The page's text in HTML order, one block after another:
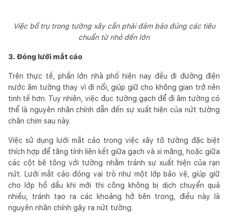
Việc bổ trụ trong tường xây cần phải đảm bảo đúng các tiêu
chuẩn từ nhỏ đến lớn
3. Đóng lưới mắt cáo
Trên thực tế, phần lớn nhà phố hiện nay đều đi đường điện
nước âm tường thay vì đi nổi, giúp giữ cho không gian trở nên
tinh tế hơn. Tuy nhiên, việc đục tường gạch để đi âm tường có
thể là nguyên nhân chính dẫn đến sự xuất hiện của nứt tường
chân chim sau này.
Việc sử dụng lưới mắt cáo trong việc xây tô tường đặc biệt
thích hợp để tăng tính liên kết giữa gạch và xi măng, hoặc giữa
các cột bê tông với tường nhằm tránh sự xuất hiện của rạn
nứt. Lưới mắt cáo đóng vai trò như một lớp bảo vệ, giúp giữ
cho lớp hồ dầu khi mới thi công không bị dịch chuyển quá
nhiều, tránh tạo ra các khoảng hở bên trong, điều này là
nguyên nhân chính gây ra nứt tường.